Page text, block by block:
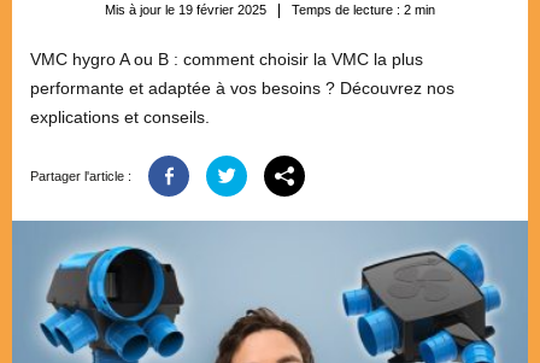
Mis à jour le 19 février 2025 Temps de lecture : 2 min
VMC hygro A ou B : comment choisir la VMC la plus
performante et adaptée à vos besoins ? Découvrez nos
explications et conseils.
Partager l'article :